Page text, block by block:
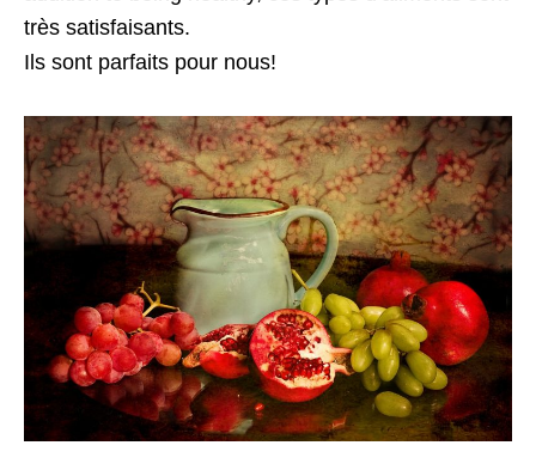
très satisfaisants.
Ils sont parfaits pour nous!